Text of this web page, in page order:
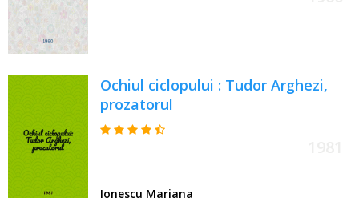
Ochiul ciclopului : Tudor Arghezi,
prozatorul
Ionescu Mariana